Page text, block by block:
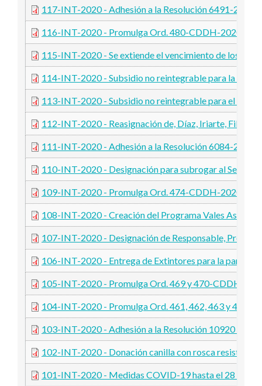
117-INT-2020 - Adhesión a la Resolución 6491-2020
116-INT-2020 - Promulga Ord. 480-CDDH-2020
115-INT-2020 - Se extiende el vencimiento de los
114-INT-2020 - Subsidio no reintegrable para la Coop.
113-INT-2020 - Subsidio no reintegrable para el CEM
112-INT-2020 - Reasignación de, Díaz, Iriarte, Filito,
111-INT-2020 - Adhesión a la Resolución 6084-2020
110-INT-2020 - Designación para subrogar al Sec. de
109-INT-2020 - Promulga Ord. 474-CDDH-2020
108-INT-2020 - Creación del Programa Vales
107-INT-2020 - Designación de Responsable,
106-INT-2020 - Entrega de Extintores para la
105-INT-2020 - Promulga Ord. 469 y 470-CDDH-
104-INT-2020 - Promulga Ord. 461, 462, 463 y 464-
103-INT-2020 - Adhesión a la Resolución 10920 Sec.
102-INT-2020 - Donación canilla con rosca resistente
101-INT-2020 - Medidas COVID-19 hasta el 28 de